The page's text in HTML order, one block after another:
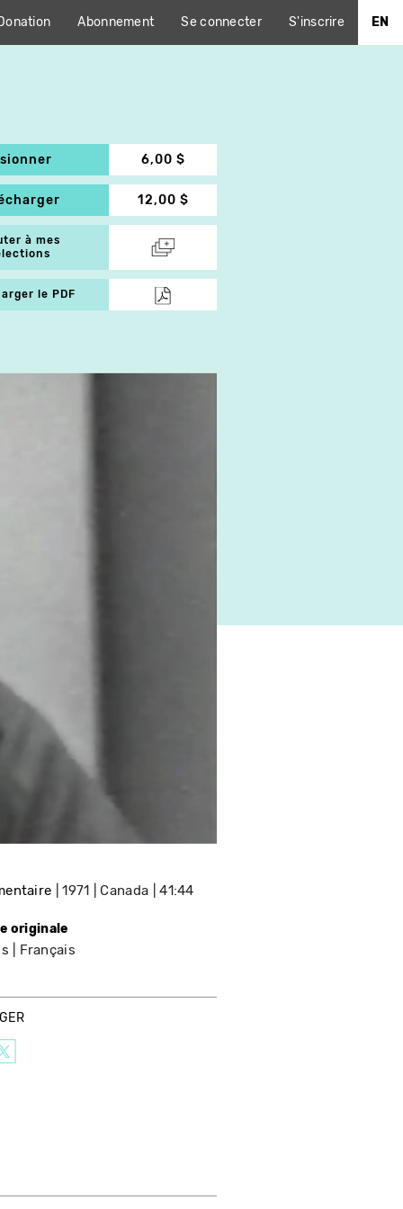
Abonnement Se connecter S'inscrire EN
6,00 $
12,00 $
à mes
le PDF
1971 Canada 41:44
originale
Français